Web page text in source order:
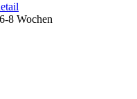
8 Wochen